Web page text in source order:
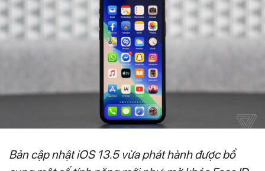
Bản cập nhật iOS 13.5 vừa phát hành được bổ